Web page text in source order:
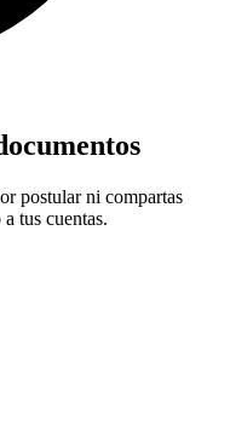
postular ni compartas
tus cuentas.